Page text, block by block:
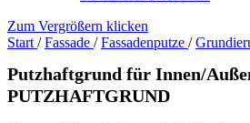
Zum Vergrößern klicken
Start / Fassade / Fassadenputze /
Putzhaftgrund für Innen/
PUTZHAFTGRUND